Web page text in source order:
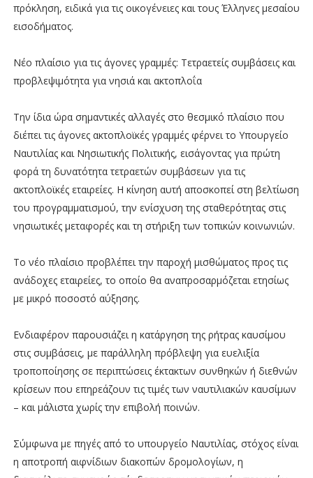
πρόκληση, ειδικά για τις οικογένειες και τους Έλληνες μεσαίου
εισοδήματος.
Νέο πλαίσιο για τις άγονες γραμμές: Τετραετείς συμβάσεις και
προβλεψιμότητα για νησιά και ακτοπλοΐα
Την ίδια ώρα σημαντικές αλλαγές στο θεσμικό πλαίσιο που
διέπει τις άγονες ακτοπλοϊκές γραμμές φέρνει το Υπουργείο
Ναυτιλίας και Νησιωτικής Πολιτικής, εισάγοντας για πρώτη
φορά τη δυνατότητα τετραετών συμβάσεων για τις
ακτοπλοϊκές εταιρείες. Η κίνηση αυτή αποσκοπεί στη βελτίωση
του προγραμματισμού, την ενίσχυση της σταθερότητας στις
νησιωτικές μεταφορές και τη στήριξη των τοπικών κοινωνιών.
Το νέο πλαίσιο προβλέπει την παροχή μισθώματος προς τις
ανάδοχες εταιρείες, το οποίο θα αναπροσαρμόζεται ετησίως
με μικρό ποσοστό αύξησης.
Ενδιαφέρον παρουσιάζει η κατάργηση της ρήτρας καυσίμου
στις συμβάσεις, με παράλληλη πρόβλεψη για ευελιξία
τροποποίησης σε περιπτώσεις έκτακτων συνθηκών ή διεθνών
κρίσεων που επηρεάζουν τις τιμές των ναυτιλιακών καυσίμων
– και μάλιστα χωρίς την επιβολή ποινών.
Σύμφωνα με πηγές από το υπουργείο Ναυτιλίας, στόχος είναι
η αποτροπή αιφνίδιων διακοπών δρομολογίων, η